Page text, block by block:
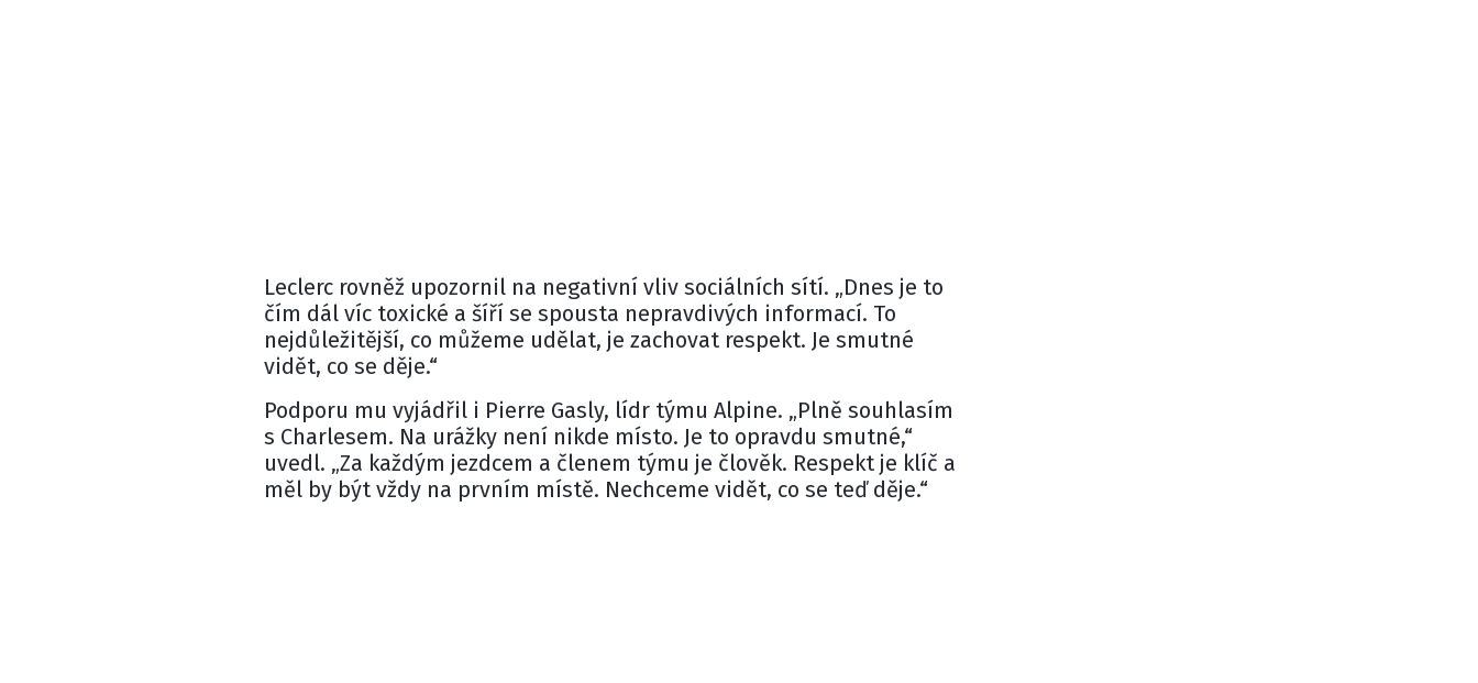
Leclerc rovněž upozornil na negativní vliv sociálních sítí. „Dnes je to
čím dál víc toxické a šíří se spousta nepravdivých informací. To
nejdůležitější, co můžeme udělat, je zachovat respekt. Je smutné
vidět, co se děje.“
Podporu mu vyjádřil i Pierre Gasly, lídr týmu Alpine. „Plně souhlasím
s Charlesem. Na urážky není nikde místo. Je to opravdu smutné,“
uvedl. „Za každým jezdcem a členem týmu je člověk. Respekt je klíč a
měl by být vždy na prvním místě. Nechceme vidět, co se teď děje.“